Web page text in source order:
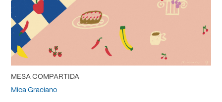
MESA COMPARTIDA
Mica Graciano